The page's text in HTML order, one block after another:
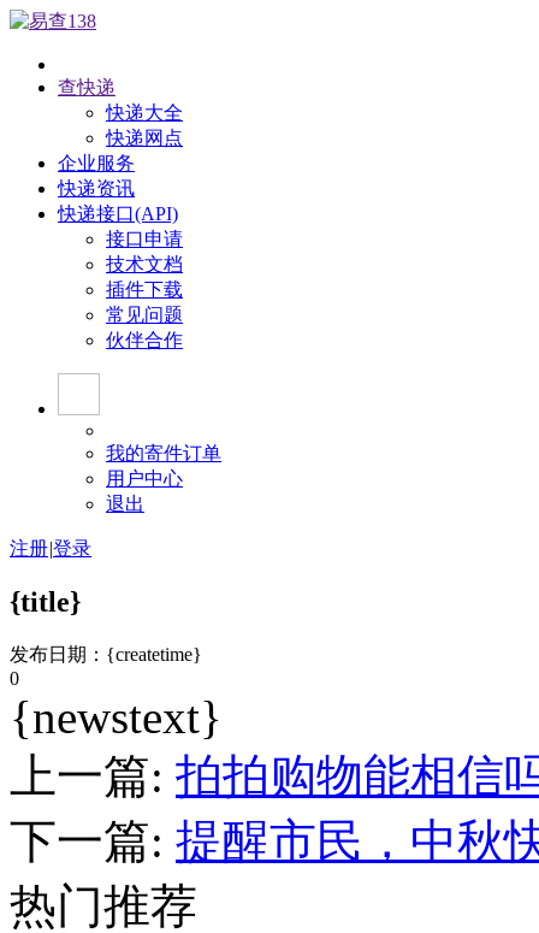
查快递
快递大全
快递网点
企业服务
快递资讯
快递接口(API)
接口申请
技术文档
插件下载
常见问题
伙伴合作
我的寄件订单
用户中心
退出
注册|登录
{title}
发布日期：{createtime}
0
{newstext}
上一篇: 拍拍购物能相信
下一篇: 提醒市民，中秋
热门推荐